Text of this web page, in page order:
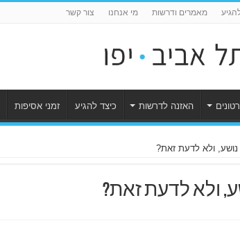
מאמרים ודרשות מי אנחנו צור קשר
האזנה לדרשות כיצד להגיע זמני אסיפות
ולא לדעת זאת?
ולא לדעת זאת?